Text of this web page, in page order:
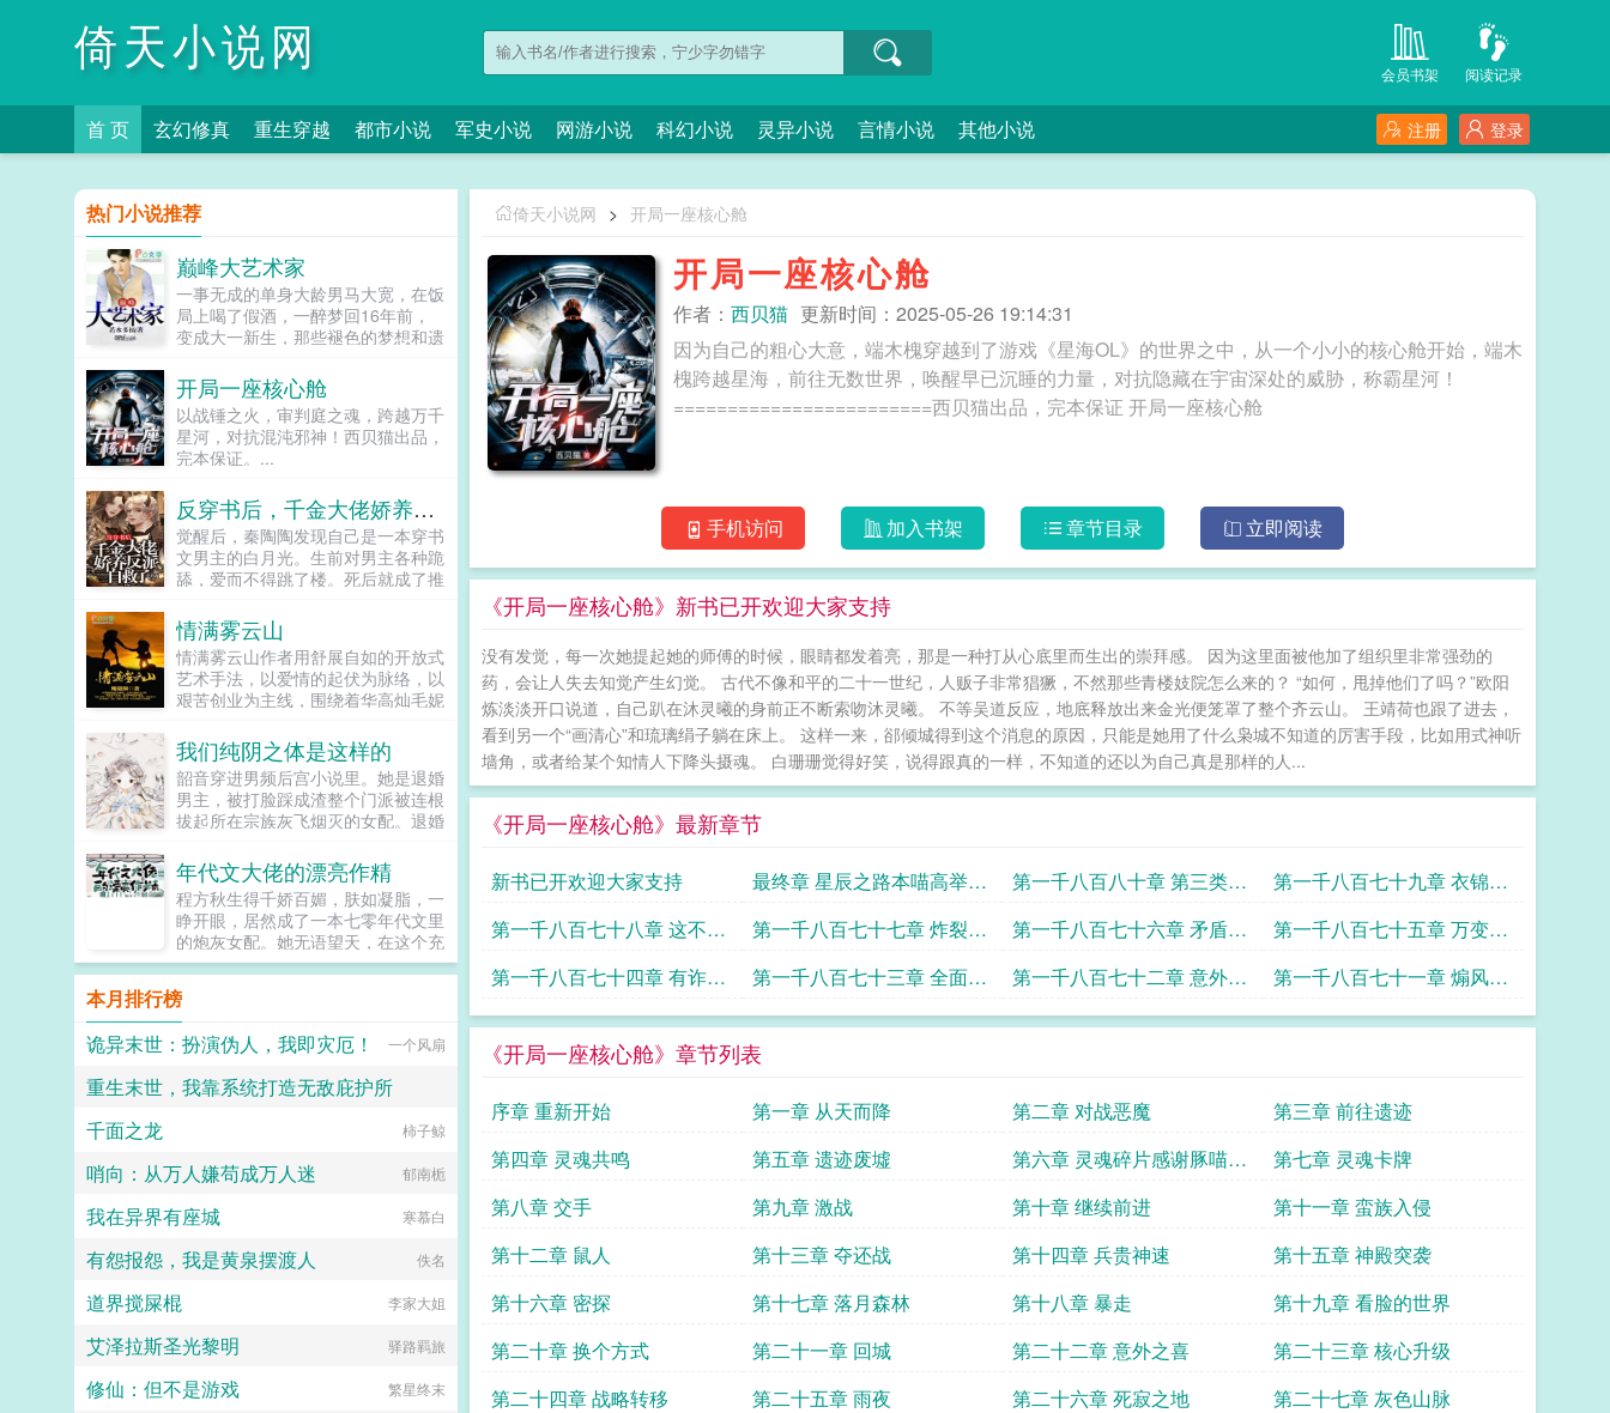
倚天小说网 阅读记录
会员书架
首 页 玄幻修真 重生穿越 都市小说 军史小说 网游小说 科幻小说 灵异小说 言情小说 其他小说 登录
注册
倚天小说网 > 开局一座核心舱
开局一座核心舱
作者： 西贝猫 更新时间：2025-05-26 19:14:31
因为自己的粗心大意，端木槐穿越到了游戏《星海OL》的世界之中，从一个小小的核心舱开始，端木
槐跨越星海，前往无数世界，唤醒早已沉睡的力量，对抗隐藏在宇宙深处的威胁，称霸星河！
========================西贝猫出品，完本保证 开局一座核心舱
手机访问 加入书架 章节目录 立即阅读
《开局一座核心舱》新书已开欢迎大家支持
没有发觉，每一次她提起她的师傅的时候，眼睛都发着亮，那是一种打从心底里而生出的崇拜感。 因为这里面被他加了组织里非常强劲的
药，会让人失去知觉产生幻觉。 古代不像和平的二十一世纪，人贩子非常猖獗，不然那些青楼妓院怎么来的？ “如何，甩掉他们了吗？”欧阳
炼淡淡开口说道，自己趴在沐灵曦的身前正不断索吻沐灵曦。 不等吴道反应，地底释放出来金光便笼罩了整个齐云山。 王靖荷也跟了进去，
看到另一个“画清心”和琉璃绢子躺在床上。 这样一来，郤倾城得到这个消息的原因，只能是她用了什么枭城不知道的厉害手段，比如用式神听
墙角，或者给某个知情人下降头摄魂。 白珊珊觉得好笑，说得跟真的一样，不知道的还以为自己真是那样的人...
《开局一座核心舱》最新章节
新书已开欢迎大家支持
最终章 星辰之路本喵高举双
手赞美完结
第一千八百八十章 第三类接
触还有最后一章
第一千八百七十九章 衣锦还
乡玩重制感觉还不如年度版
第一千八百七十八章 这不是
结束今天把该做的做完了
第一千八百七十七章 炸裂的
终局能玩下去但问题不少
第一千八百七十六章 矛盾明
天该去墓地了
第一千八百七十五章 万变与
不变游戏大概评个三点五分
吧
第一千八百七十四章 有诈感
觉一般般吧只能说
第一千八百七十三章 全面封
锁百日战纪这个真是没法说
第一千八百七十二章 意外百
日战纪出了啊
第一千八百七十一章 煽风上
古4出了个笑话
《开局一座核心舱》章节列表
序章 重新开始 第一章 从天而降 第二章 对战恶魔
第三章 前往遗迹
第四章 灵魂共鸣
第五章 遗迹废墟
第六章 灵魂碎片感谢豚喵打
赏的盟主
第七章 灵魂卡牌
第八章 交手
第九章 激战 第十章 继续前进
第十一章 蛮族入侵
第十二章 鼠人
第十三章 夺还战 第十四章 兵贵神速
第十五章 神殿突袭
第十六章 密探
第十七章 落月森林 第十八章 暴走
第十九章 看脸的世界
第二十章 换个方式
第二十一章 回城 第二十二章 意外之喜
第二十三章 核心升级
第二十四章 战略转移
第二十五章 雨夜 第二十六章 死寂之地
第二十七章 灰色山脉
热门小说推荐
巅峰大艺术家
一事无成的单身大龄男马大宽，在饭
局上喝了假酒，一醉梦回16年前，
变成大一新生，那些褪色的梦想和遗
家，做导演，收藏古玩字画，...
开局一座核心舱
以战锤之火，审判庭之魂，跨越万千
星河，对抗混沌邪神！西贝猫出品，
完本保证。...
反穿书后，千金大佬娇养反派自救了
觉醒后，秦陶陶发现自己是一本穿书
文男主的白月光。生前对男主各种跪
舔，爱而不得跳了楼。死后就成了推
尸。秦家大小姐不干了！马上开启
王...
情满雾云山
情满雾云山作者用舒展自如的开放式
艺术手法，以爱情的起伏为脉络，以
艰苦创业为主线，围绕着华高灿毛妮
文彬梁仕达丁...
我们纯阴之体是这样的
韶音穿进男频后宫小说里。她是退婚
男主，被打脸踩成渣整个门派被连根
拔起所在宗族灰飞烟灭的女配。退婚
清白白的好汉一条，前程光明，未来
无限。但既然他这么记恨N多年后。
龙傲天男主我知道是我配不上你，但
我在你身边鞍前马后了五百年，饭给
你做，衣服给你买，天材地宝为你
抢，你特么能不能看我一眼？...
年代文大佬的漂亮作精
程方秋生得千娇百媚，肤如凝脂，一
睁开眼，居然成了一本七零年代文里
的炮灰女配。她无语望天，在这个充
满限制的时代，她只想当条咸鱼，拿
着便宜老公的丰厚工资买买买，顺便
再好好享受宽肩窄腰，冷峻帅气...
本月排行榜
诡异末世：扮演伪人，我即灾厄！
一个风扇
重生末世，我靠系统打造无敌庇护所
骑马的蜗牛
千面之龙 柿子鲸
哨向：从万人嫌苟成万人迷 郁南栀
我在异界有座城 寒慕白
有怨报怨，我是黄泉摆渡人 佚名
道界搅屎棍 李家大姐
艾泽拉斯圣光黎明 驿路羁旅
修仙：但不是游戏 繁星终末